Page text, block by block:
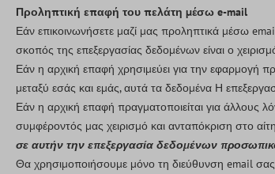
Προληπτική επαφή του πελάτη μέσω e-mail
Εάν επικοινωνήσετε μαζί μας προληπτικά μέσω
σκοπός της επεξεργασίας δεδομένων είναι ο
Εάν η αρχική επαφή χρησιμεύει για την εφαρμογή
μεταξύ εσάς και εμάς, αυτά τα δεδομένα Η
Εάν η αρχική επαφή πραγματοποιείται για άλλους
συμφέροντός μας χειρισμό και ανταπόκριση στο
σε αυτήν την επεξεργασία δεδομένων
Θα χρησιμοποιήσουμε μόνο τη διεύθυνση email σας